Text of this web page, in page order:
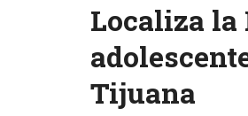
Localiza la
Tijuana